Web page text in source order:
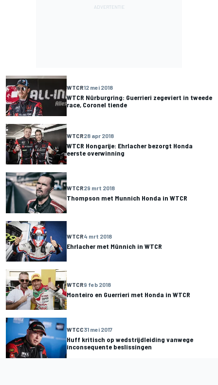
WTCR12 mei 2018
WTCR Nürburgring: Guerrieri zegeviert in tweede
race, Coronel tiende
WTCR28 apr 2018
WTCR Hongarije: Ehrlacher bezorgt Honda
eerste overwinning
WTCR29 mrt 2018
Thompson met Munnich Honda in WTCR
WTCR4 mrt 2018
Ehrlacher met Münnich in WTCR
WTCR9 feb 2018
Monteiro en Guerrieri met Honda in WTCR
WTCC31 mei 2017
Huff kritisch op wedstrijdleiding vanwege
inconsequente beslissingen